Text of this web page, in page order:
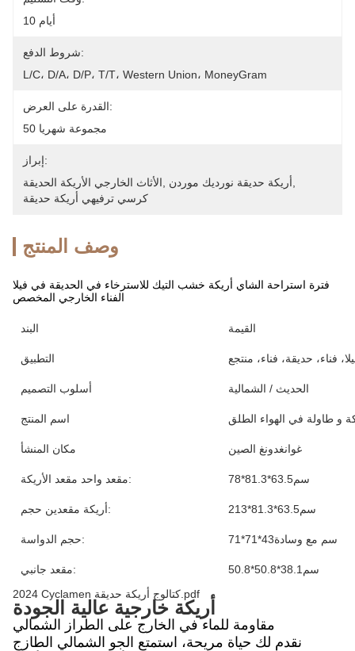
10 أيام
شروط الدفع:
L/C، D/A، D/P، T/T، Western Union، MoneyGram
القدرة على العرض:
50 مجموعة شهريا
إبراز:
الأثاث الخارجي الأريكة الحديقة
أريكة حديقة نورديك موردن
كرسي ترفيهي أريكة حديقة
وصف المنتج
فترة استراحة الشاي أريكة خشب التيك للاسترخاء في الحديقة في فيلا
الفناء الخارجي المخصص
البند القيمة
التطبيق فناء، حديقة، فناء، منتجع
أسلوب التصميم الحديث / الشمالية
اسم المنتج و طاولة في الهواء الطلق
مكان المنشأ غوانغدونغ الصين
مقعد واحد مقعد الأريكة: 78*81.3*63.5سم
أريكة مقعدين حجم: 213*81.3*63.5سم
حجم الدواسة: 71*71*43سم مع وسادة
مقعد جانبي:
50.8*50.8*38.1سم
2024 Cyclamen كتالوج أريكة حديقة.pdf
أريكة خارجية عالية الجودة
مقاومة للماء في الخارج على الطراز الشمالي
نقدم لك حياة مريحة، استمتع الجو الشمالي الطازج